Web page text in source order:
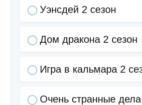
Уэнсдей 2 сезон
Дом дракона 2 сезон
Игра в кальмара 2
Очень странные